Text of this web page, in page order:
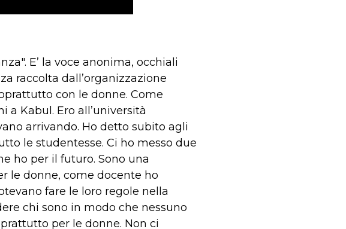
E’ la voce anonima, occhiali
raccolta dall’organizzazione
con le donne. Come
a Kabul. Ero all’università
arrivando. Ho detto subito agli
le studentesse. Ci ho messo due
ho per il futuro. Sono una
le donne, come docente ho
fare le loro regole nella
chi sono in modo che nessuno
per le donne. Non ci